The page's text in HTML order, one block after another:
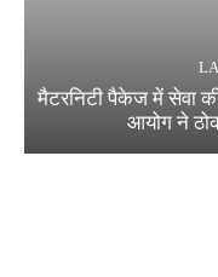
मैटरनिटी पैकेज में सेवा
आयोग ने